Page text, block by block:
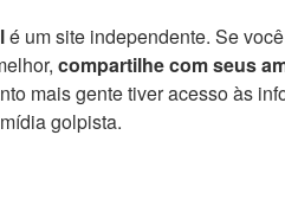
é um site independente. Se
compartilhe com seus
mais gente tiver acesso às
golpista.